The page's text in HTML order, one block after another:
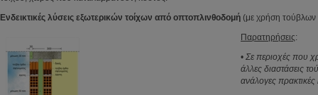
Ενδεικτικές λύσεις εξωτερικών τοίχων από οπτοπλινθοδομή (με χρήση
Παρατηρήσεις:
• Σε περιοχές που
άλλες διαστάσεις
ανάλογες πρακτικές